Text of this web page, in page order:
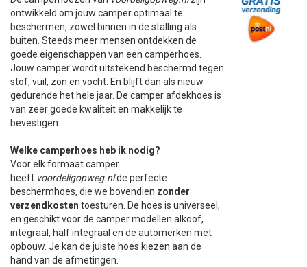
FIETSENDRAGER TOEBEHOREN
INFORMATIE OVER FIETSENDRAGERS
PEUGEOT
RENAULT
TOYOTA
VOLKSWAGEN (TOT VW PASSAT)
VOLKSWAGEN (VANAF VW PASSAT)
OVERIGE AUTOMERKEN
INFORMATIE DAKDRAGER SYSTEMEN
INFORMATIE OVER AUTOHOEZEN
13 INCH
14 INCH
15 INCH
16 INCH
17 INCH
INFORMATIE OVER WIELDOPPEN
LAADKABEL TYPE 2
LAADKABEL TYPE 1
INFORMATIE OVER LAADKABELS
STARTEN & LADEN
ELEKTRISCH LADEN
ACCULADER
JUMPSTARTER
STARTKABELS
VEILIG OP WEG
PECH ONDERWEG
AUTOSTOELTJE
DAKKOFFER
INFORMATIE OVER DAKKOFFERS
SNEEUWKETTINGEN
SNEEUWKETTINGEN VOOR SUV, MPV, 4X4, CAMPER EN
BESTELWAGEN
SNEEUWKETTINGEN VOOR (LICHTE) PERSONENWAGEN
INFORMATIE OVER SNEEUWKETTINGEN
STARTKABELS EN ACCUBOOSTER
VEILIG OP WEG
ACCULADER
REGELGEVING M.B.T. VERLICHTING
ADVIES BIJ DEFECTE VERLICHTING
ACCESSOIRES
INFORMATIE OVER STEKKERS & STEKKERDOZEN
ONDERDELEN
REGELGEVING M.B.T. VERLICHTING
ADVIES BIJ DEFECTE VERLICHTING
CARAVANHOES
INFORMATIE OVER CARAVANHOEZEN
AUTO
CAMPER
AANHANGWAGEN
MOTOR
CARAVAN
ZOMER DEALS
ontwikkeld om jouw camper optimaal te
beschermen, zowel binnen in de stalling als
buiten. Steeds meer mensen ontdekken de
goede eigenschappen van een camperhoes.
Jouw camper wordt uitstekend beschermd tegen
stof, vuil, zon en vocht. En blijft dan als nieuw
gedurende het hele jaar. De camper afdekhoes is
van zeer goede kwaliteit en makkelijk te
bevestigen.
Welke camperhoes heb ik nodig?
Voor elk formaat camper
heeft voordeligopweg.nlde perfecte
beschermhoes, die we bovendien zonder
verzendkosten toesturen. De hoes is universeel,
en geschikt voor de camper modellen alkoof,
integraal, half integraal en de automerken met
opbouw. Je kan de juiste hoes kiezen aan de
hand van de afmetingen.